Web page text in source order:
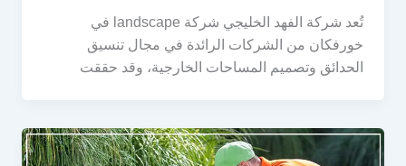
تُعد شركة الفهد الخليجي شركة landscape في
خورفكان من الشركات الرائدة في مجال تنسيق
الحدائق وتصميم المساحات الخارجية، وقد حققت